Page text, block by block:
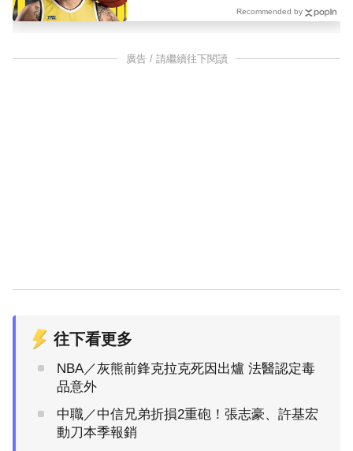
Recommended by
廣告 / 請繼續往下閱讀
往下看更多
NBA／灰熊前鋒克拉克死因出爐 法醫認定毒
品意外
中職／中信兄弟折損2重砲！張志豪、許基宏
動刀本季報銷